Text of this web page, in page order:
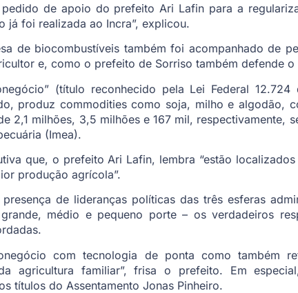
de apoio do prefeito Ari Lafin para a
já foi realizada ao Incra”, explicou.
de biocombustíveis também foi acompanhado de
e, como o prefeito de Sorriso também defende
(título reconhecido pela Lei Federal
produz commodities como soja, milho e algodão,
2,1 milhões, 3,5 milhões e 167 mil, respectivamente,
(Imea).
que, o prefeito Ari Lafin, lembra “estão
produção agrícola”.
de lideranças políticas das três esferas
médio e pequeno porte – os verdadeiros
com tecnologia de ponta como também
agricultura familiar”, frisa o prefeito. Em
títulos do Assentamento Jonas Pinheiro.